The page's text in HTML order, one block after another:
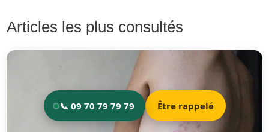
Articles les plus consultés